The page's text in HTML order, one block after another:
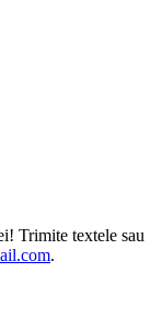
Trimite textele sau
.